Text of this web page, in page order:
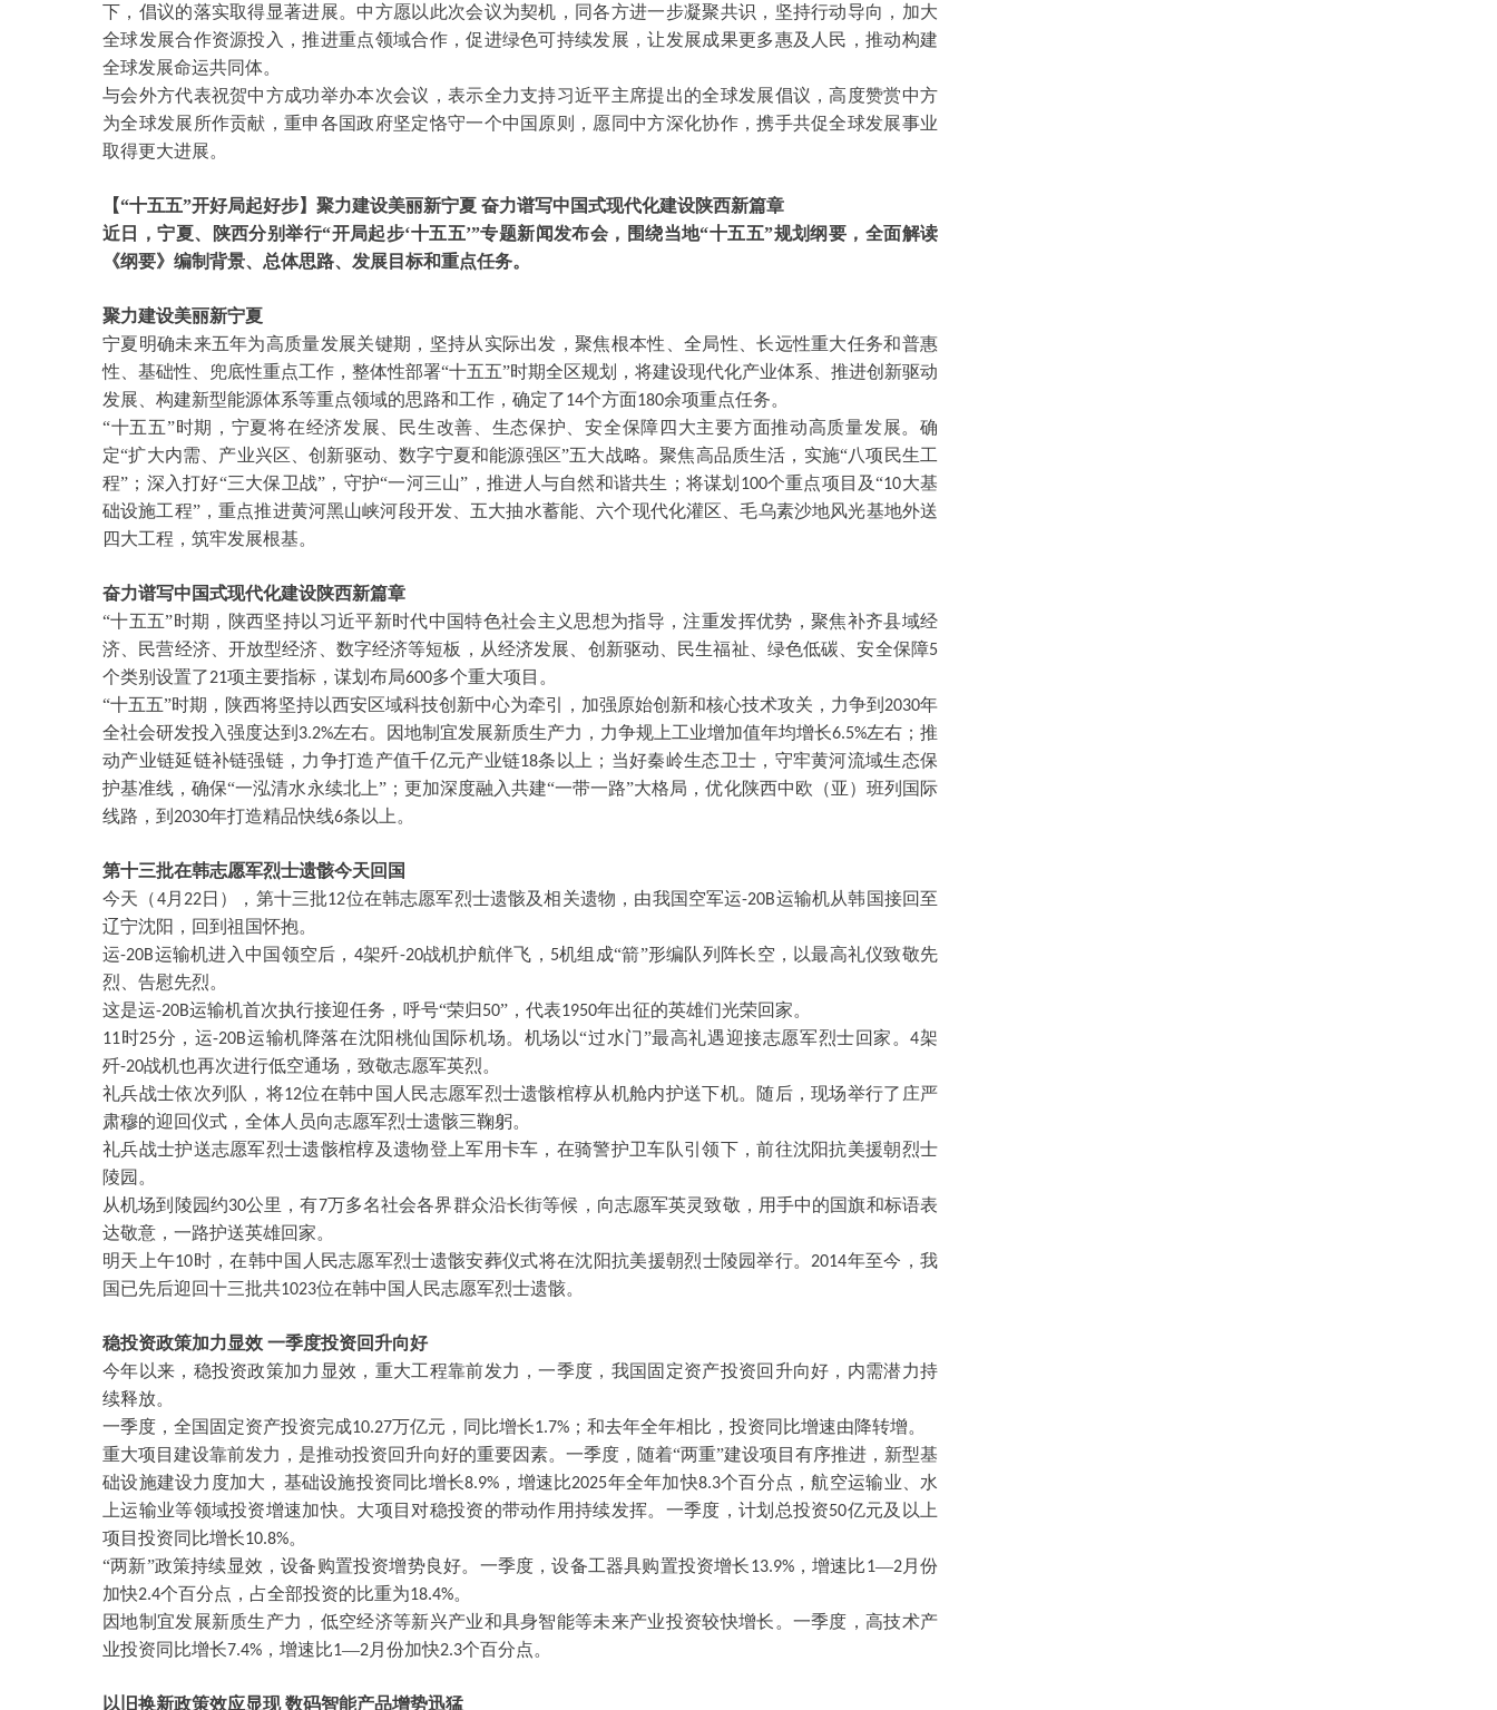
下，倡议的落实取得显著进展。中方愿以此次会议为契机，同各方进一步凝聚共识，坚持行动导向，加大
全球发展合作资源投入，推进重点领域合作，促进绿色可持续发展，让发展成果更多惠及人民，推动构建
全球发展命运共同体。
与会外方代表祝贺中方成功举办本次会议，表示全力支持习近平主席提出的全球发展倡议，高度赞赏中方
为全球发展所作贡献，重申各国政府坚定恪守一个中国原则，愿同中方深化协作，携手共促全球发展事业
取得更大进展。
【“十五五”开好局起好步】聚力建设美丽新宁夏 奋力谱写中国式现代化建设陕西新篇章
近日，宁夏、陕西分别举行“开局起步‘十五五’”专题新闻发布会，围绕当地“十五五”规划纲要，全面解读
《纲要》编制背景、总体思路、发展目标和重点任务。
聚力建设美丽新宁夏
宁夏明确未来五年为高质量发展关键期，坚持从实际出发，聚焦根本性、全局性、长远性重大任务和普惠
性、基础性、兜底性重点工作，整体性部署“十五五”时期全区规划，将建设现代化产业体系、推进创新驱动
发展、构建新型能源体系等重点领域的思路和工作，确定了14个方面180余项重点任务。
“十五五”时期，宁夏将在经济发展、民生改善、生态保护、安全保障四大主要方面推动高质量发展。确
定“扩大内需、产业兴区、创新驱动、数字宁夏和能源强区”五大战略。聚焦高品质生活，实施“八项民生工
程”；深入打好“三大保卫战”，守护“一河三山”，推进人与自然和谐共生；将谋划 100个重点项目及“10大基
础设施工程”，重点推进黄河黑山峡河段开发、五大抽水蓄能、六个现代化灌区、毛乌素沙地风光基地外送
四大工程，筑牢发展根基。
奋力谱写中国式现代化建设陕西新篇章
“十五五”时期，陕西坚持以习近平新时代中国特色社会主义思想为指导，注重发挥优势，聚焦补齐县域经
济、民营经济、开放型经济、数字经济等短板，从经济发展、创新驱动、民生福祉、绿色低碳、安全保障5
个类别设置了21项主要指标，谋划布局600多个重大项目。
“十五五”时期，陕西将坚持以西安区域科技创新中心为牵引，加强原始创新和核心技术攻关，力争到 2030年
全社会研发投入强度达到 3.2%左右。因地制宜发展新质生产力，力争规上工业增加值年均增长6.5%左右；推
动产业链延链补链强链，力争打造产值千亿元产业链18条以上；当好秦岭生态卫士，守牢黄河流域生态保
护基准线，确保“一泓清水永续北上”；更加深度融入共建“一带一路”大格局，优化陕西中欧（亚）班列国际
线路，到 2030年打造精品快线6条以上。
第十三批在韩志愿军烈士遗骸今天回国
今天（4月 22日），第十三批12位在韩志愿军烈士遗骸及相关遗物，由我国空军运-20B运输机从韩国接回至
辽宁沈阳，回到祖国怀抱。
运-20B运输机进入中国领空后， 4架歼-20战机护航伴飞， 5机组成“箭”形编队列阵长空，以最高礼仪致敬先
烈、告慰先烈。
这是运-20B运输机首次执行接迎任务，呼号“荣归50”，代表1950年出征的英雄们光荣回家。
11时25分，运-20B运输机降落在沈阳桃仙国际机场。机场以“过水门”最高礼遇迎接志愿军烈士回家。4架
歼-20战机也再次进行低空通场，致敬志愿军英烈。
礼兵战士依次列队，将12位在韩中国人民志愿军烈士遗骸棺椁从机舱内护送下机。随后，现场举行了庄严
肃穆的迎回仪式，全体人员向志愿军烈士遗骸三鞠躬。
礼兵战士护送志愿军烈士遗骸棺椁及遗物登上军用卡车，在骑警护卫车队引领下，前往沈阳抗美援朝烈士
陵园。
从机场到陵园约30公里，有7万多名社会各界群众沿长街等候，向志愿军英灵致敬，用手中的国旗和标语表
达敬意，一路护送英雄回家。
明天上午10时，在韩中国人民志愿军烈士遗骸安葬仪式将在沈阳抗美援朝烈士陵园举行。 2014年至今，我
国已先后迎回十三批共1023位在韩中国人民志愿军烈士遗骸。
稳投资政策加力显效 一季度投资回升向好
今年以来，稳投资政策加力显效，重大工程靠前发力，一季度，我国固定资产投资回升向好，内需潜力持
续释放。
一季度，全国固定资产投资完成10.27万亿元，同比增长1.7% ；和去年全年相比，投资同比增速由降转增。
重大项目建设靠前发力，是推动投资回升向好的重要因素。一季度，随着“两重”建设项目有序推进，新型基
础设施建设力度加大，基础设施投资同比增长8.9% ，增速比2025年全年加快8.3个百分点，航空运输业、水
上运输业等领域投资增速加快。大项目对稳投资的带动作用持续发挥。一季度，计划总投资50亿元及以上
项目投资同比增长10.8%。
“两新”政策持续显效，设备购置投资增势良好。一季度，设备工器具购置投资增长13.9%，增速比1—2月份
加快2.4个百分点，占全部投资的比重为18.4%。
因地制宜发展新质生产力，低空经济等新兴产业和具身智能等未来产业投资较快增长。一季度，高技术产
业投资同比增长7.4% ，增速比1—2月份加快2.3个百分点。
以旧换新政策效应显现 数码智能产品增势迅猛